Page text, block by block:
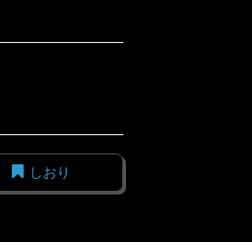
しおり